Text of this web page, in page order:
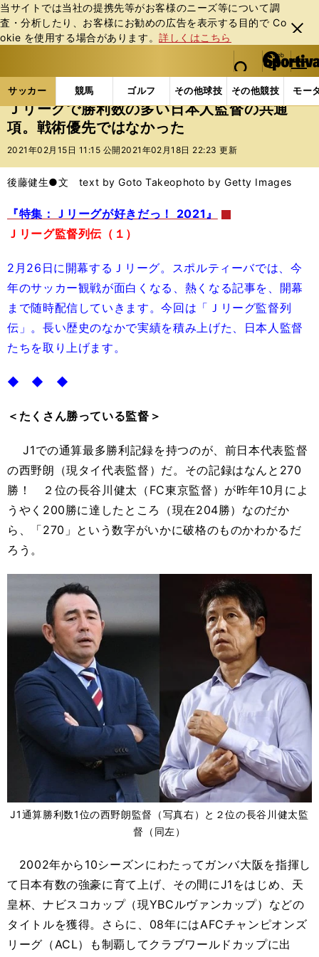
当サイトでは当社の提携先等がお客様のニーズ等について調
査・分析したり、お客様にお勧めの広告を表⽰する⽬的で Co
okie を使⽤する場合があります。詳しくはこちら
閉じ
る
web Sportiva (webスポルティーバ)
検索
マイペ
ー
ジ
メニュ
サッカー 競馬 ゴルフ その他球技 その他競技 モー
ス
ポ
ル
バ
サッカーの記事一覧 Jリーグ他 Jリーグ Ｊリー
Ｊリーグで勝利数の多い日本人監督の共通
項。戦術優先ではなかった
2021年02月15日 11:15 公開 2021年02月18日 22:23 更新
後藤健生●文 text by Goto Takeophoto by Getty Images
『特集：Ｊリーグが好きだっ！ 2021』
Ｊリーグ監督列伝（１）
2月26日に開幕するＪリーグ。スポルティーバでは、今
年のサッカー観戦が面白くなる、熱くなる記事を、開幕
まで随時配信していきます。今回は「Ｊリーグ監督列
伝」。長い歴史のなかで実績を積み上げた、日本人監督
たちを取り上げます。
◆ ◆ ◆
＜たくさん勝っている監督＞
J1での通算最多勝利記録を持つのが、前日本代表監督
の西野朗（現タイ代表監督）だ。その記録はなんと270
勝！ ２位の長谷川健太（FC東京監督）が昨年10月によ
うやく200勝に達したところ（現在204勝）なのだか
ら、「270」という数字がいかに破格のものかわかるだ
ろう。
J1通算勝利数1位の西野朗監督（写真右）と２位の長谷川健太監
督（同左）
2002年から10シーズンにわたってガンバ大阪を指揮し
て日本有数の強豪に育て上げ、その間にJ1をはじめ、天
皇杯、ナビスコカップ（現YBCルヴァンカップ）などの
タイトルを獲得。さらに、08年にはAFCチャンピオンズ
リーグ（ACL）も制覇してクラブワールドカップに出